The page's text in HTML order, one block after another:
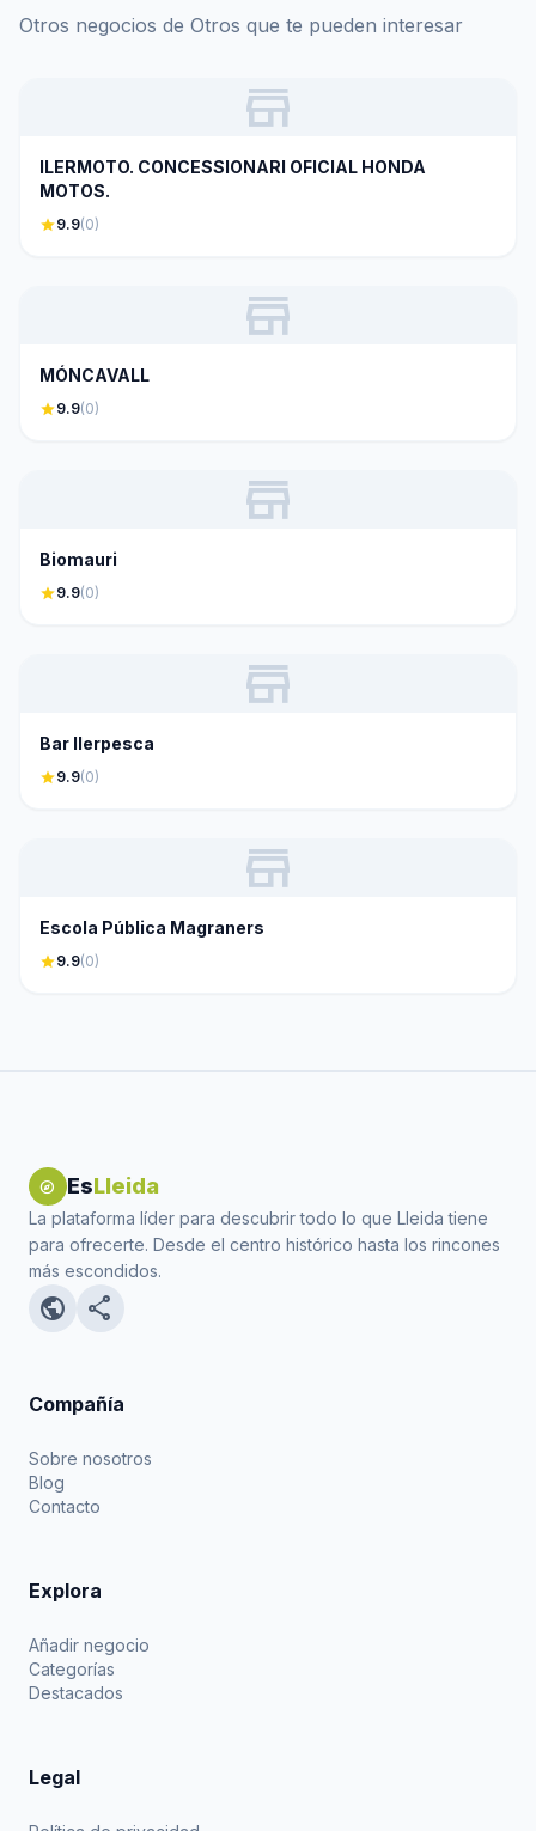
Otros negocios de Otros que te pueden interesar
store
ILERMOTO. CONCESSIONARI OFICIAL HONDA
MOTOS.
star9.9(0)
store
MÓNCAVALL
star9.9(0)
store
Biomauri
star9.9(0)
store
Bar Ilerpesca
star9.9(0)
store
Escola Pública Magraners
star9.9(0)
explore EsLleida
La plataforma líder para descubrir todo lo que Lleida tiene
para ofrecerte. Desde el centro histórico hasta los rincones
más escondidos.
public share
Compañía
Sobre nosotros
Blog
Contacto
Explora
Añadir negocio
Categorías
Destacados
Legal